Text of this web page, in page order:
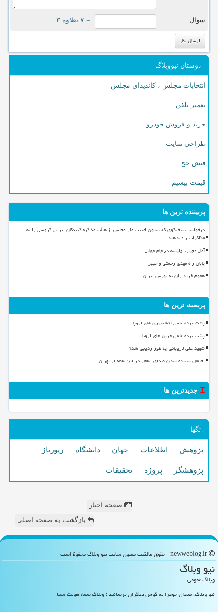
سوال: = ۷ بعلاوه ۳
دوستان نیووبلاگ
انتخابات مجلس ، کاندیدای مجلس
تعمیر تلفن
خرید و فروش خودرو
طراحی سایت
فیش حج
قیمت بیسیم
پربیننده ترین ها
درخواست سخنگوی کمیسیون امنیت ملی مجلس از هیأت مذاکره کنندگان ایرانی گروسی را به
مذاکرات راه ندهید
آمار عجیب اولیسه در جام جهانی
پایان راه مهدی رحمتی و خیبر
هجوم خریداران به بورس ایران
پربحث ترین ها
پشت پرده علمی آتشسوزی های اروپا
پشت پرده علمی حریق های اروپا
شهید علی لاریجانی چه طور ردیابی شد؟
احتمال شنیده شدن صدای انفجار در این نقطه از تهران
جدیدترین ها
تگها
پژوهش اطلاعات جهان دانشگاه رپورتاژ
پژوهشگر پروژه تحقیقات
صفحه اخبار
بازگشت به صفحه اصلی
نیو وبلاگ
وبلاگ عمومی
نیو وبلاگ، صدای خودرا به گوش دیگران برسانید : وبلاگ شما، هویت شما